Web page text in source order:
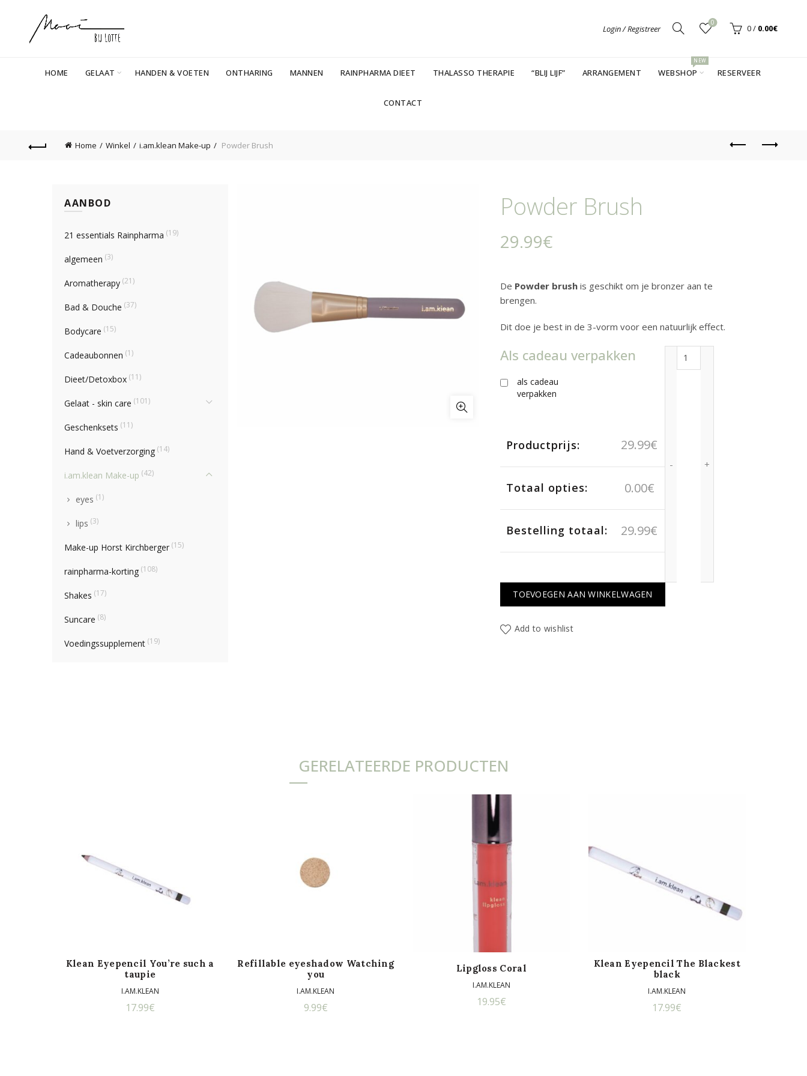
Login / Registreer
0
0/ 0.00€
HOME GELAAT HANDEN & VOETEN ONTHARING MANNEN RAINPHARMA DIEET THALASSO THERAPIE “BLIJ LIJF” ARRANGEMENT WEBSHOP
NEW
RESERVEER
CONTACT
Home Winkel i.am.klean Make-up Powder Brush
Powder Brush
29.99€
De Powder brushis geschikt om je bronzer aan te
brengen.
Dit doe je best in de 3-vorm voor een natuurlijk effect.
Als cadeau verpakken
als cadeau
verpakken
Productprijs: 29.99€
Totaal opties: 0.00€
Bestelling totaal: 29.99€
TOEVOEGEN AAN WINKELWAGEN
Add to wishlist
AANBOD
21 essentials Rainpharma (19)
algemeen (3)
Aromatherapy (21)
Bad & Douche (37)
Bodycare (15)
Cadeaubonnen (1)
Dieet/Detoxbox (11)
Gelaat - skin care (101)
Geschenksets (11)
Hand & Voetverzorging (14)
i.am.klean Make-up (42)
eyes (1)
lips (3)
Make-up Horst Kirchberger (15)
rainpharma-korting (108)
Shakes (17)
Suncare (8)
Voedingssupplement (19)
GERELATEERDE PRODUCTEN
Klean Eyepencil You’re such a
taupie
I.AM.KLEAN
17.99€
Refillable eyeshadow Watching
you
I.AM.KLEAN
9.99€
Lipgloss Coral
I.AM.KLEAN
19.95€
Klean Eyepencil The Blackest
black
I.AM.KLEAN
17.99€